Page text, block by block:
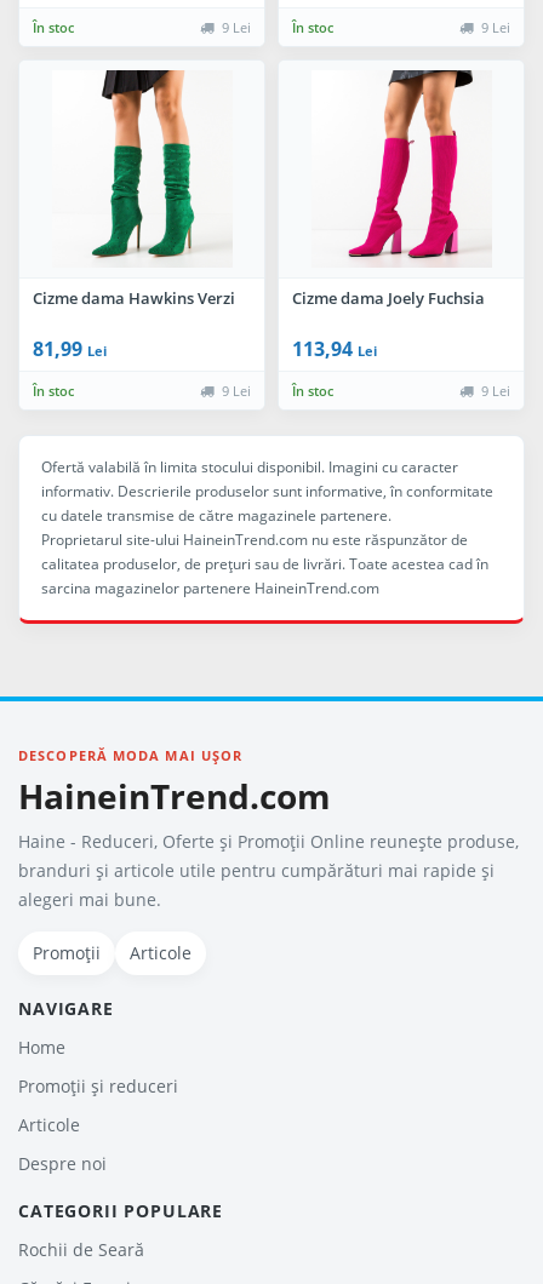
În stoc 9 Lei În stoc 9 Lei
Cizme dama Hawkins Verzi
81,99 Lei
În stoc 9 Lei
Cizme dama Joely Fuchsia
113,94 Lei
În stoc 9 Lei
Ofertă valabilă în limita stocului disponibil. Imagini cu caracter
informativ. Descrierile produselor sunt informative, în conformitate
cu datele transmise de către magazinele partenere.
Proprietarul site-ului HaineinTrend.com nu este răspunzător de
calitatea produselor, de preţuri sau de livrări. Toate acestea cad în
sarcina magazinelor partenere HaineinTrend.com
DESCOPERĂ MODA MAI UȘOR
HaineinTrend.com
Haine - Reduceri, Oferte şi Promoţii Online reunește produse,
branduri și articole utile pentru cumpărături mai rapide și
alegeri mai bune.
Promoții Articole
NAVIGARE
Home
Promoții și reduceri
Articole
Despre noi
CATEGORII POPULARE
Rochii de Seară